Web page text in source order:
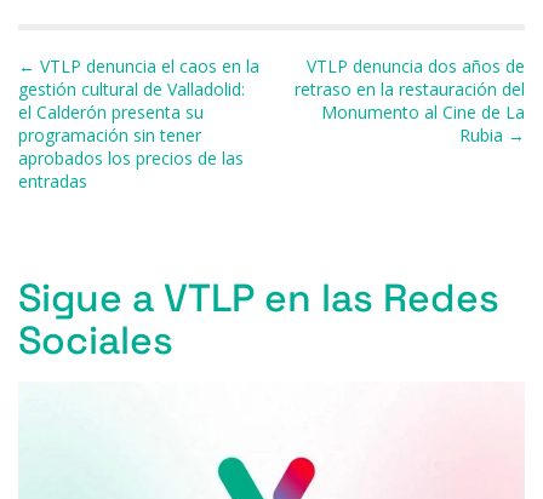
o
o
k
y
s
p
m
ti
r
Navegación de entradas
← VTLP denuncia el caos en la
gestión cultural de Valladolid:
el Calderón presenta su
programación sin tener
aprobados los precios de las
entradas
VTLP denuncia dos años de
retraso en la restauración del
Monumento al Cine de La
Rubia →
Sigue a VTLP en las Redes
Sociales